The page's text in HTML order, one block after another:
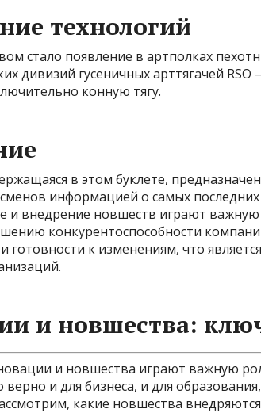
технологий
стало появление в артполках
дивизий гусеничных арттягачей RSO
конную тягу.
в этом буклете,
информацией о самых
и внедрение новшеств играют
конкурентоспособности
и готовности к изменениям, что
и новшества:
и новшества играют важную
верно и для бизнеса, и для
какие новшества